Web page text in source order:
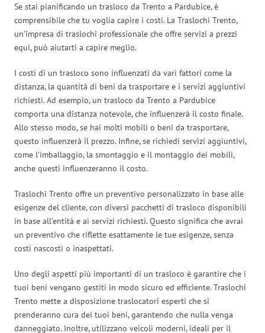
Se stai pianificando un trasloco da Trento a Pardubice, è
comprensibile che tu voglia capire i costi. La Traslochi Trento,
un’impresa di traslochi professionale che offre servizi a prezzi
equi, può aiutarti a capire meglio.
I costi di un trasloco sono influenzati da vari fattori come la
distanza, la quantità di beni da trasportare e i servizi aggiuntivi
richiesti. Ad esempio, un trasloco da Trento a Pardubice
comporta una distanza notevole, che influenzerà il costo finale.
Allo stesso modo, se hai molti mobili o beni da trasportare,
questo influenzerà il prezzo. Infine, se richiedi servizi aggiuntivi,
come l’imballaggio, la smontaggio e il montaggio dei mobili,
anche questi influenzeranno il costo.
Traslochi Trento offre un preventivo personalizzato in base alle
esigenze del cliente, con diversi pacchetti di trasloco disponibili
in base all’entità e ai servizi richiesti. Questo significa che avrai
un preventivo che riflette esattamente le tue esigenze, senza
costi nascosti o inaspettati.
Uno degli aspetti più importanti di un trasloco è garantire che i
tuoi beni vengano gestiti in modo sicuro ed efficiente. Traslochi
Trento mette a disposizione traslocatori esperti che si
prenderanno cura dei tuoi beni, garantendo che nulla venga
danneggiato. Inoltre, utilizzano veicoli moderni, ideali per il